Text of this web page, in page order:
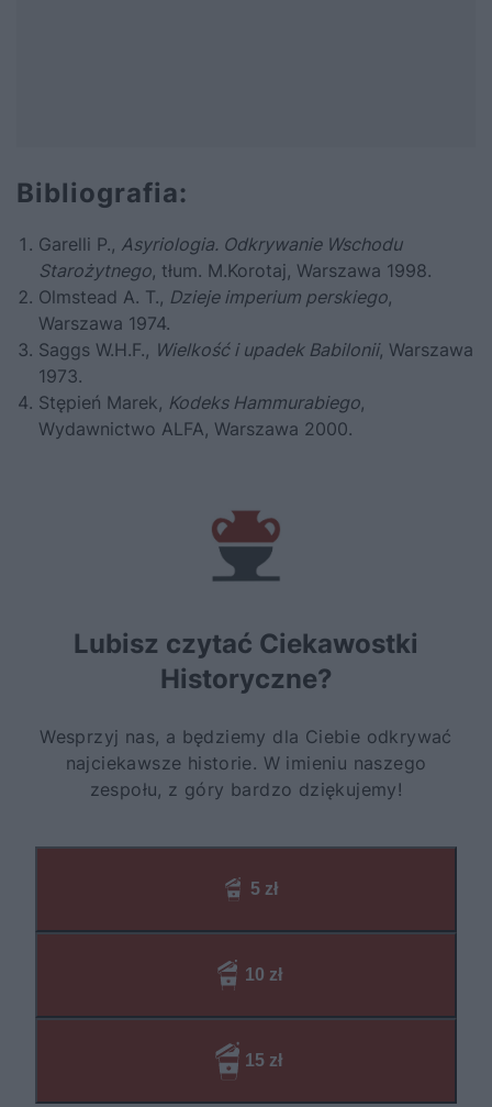
Bibliografia:
Garelli P., Asyriologia. Odkrywanie Wschodu
Starożytnego, tłum. M.Korotaj, Warszawa 1998.
Olmstead A. T., Dzieje imperium perskiego,
Warszawa 1974.
Saggs W.H.F., Wielkość i upadek Babilonii, Warszawa
1973.
Stępień Marek, Kodeks Hammurabiego,
Wydawnictwo ALFA, Warszawa 2000.